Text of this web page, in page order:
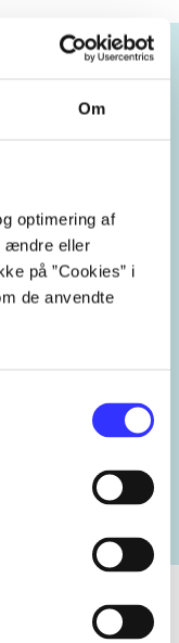
Om
optimering af
ændre eller
på ”Cookies” i
de anvendte
vokal